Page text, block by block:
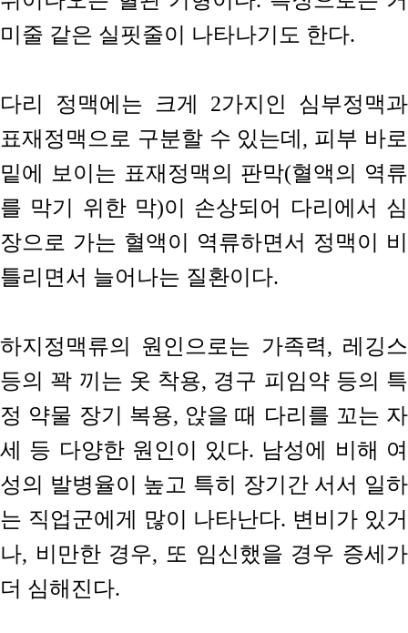
미줄 같은 실핏줄이 나타나기도 한다.
다리 정맥에는 크게 2가지인 심부정맥과
표재정맥으로 구분할 수 있는데, 피부 바로
밑에 보이는 표재정맥의 판막(혈액의 역류
를 막기 위한 막)이 손상되어 다리에서 심
장으로 가는 혈액이 역류하면서 정맥이 비
틀리면서 늘어나는 질환이다.
하지정맥류의 원인으로는 가족력, 레깅스
등의 꽉 끼는 옷 착용, 경구 피임약 등의 특
정 약물 장기 복용, 앉을 때 다리를 꼬는 자
세 등 다양한 원인이 있다. 남성에 비해 여
성의 발병율이 높고 특히 장기간 서서 일하
는 직업군에게 많이 나타난다. 변비가 있거
나, 비만한 경우, 또 임신했을 경우 증세가
더 심해진다.